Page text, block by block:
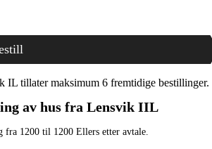
IL tillater maksimum 6 fremtidige bestillinger.
av hus fra Lensvik IIL
fra 1200 til 1200 Ellers etter avtale.